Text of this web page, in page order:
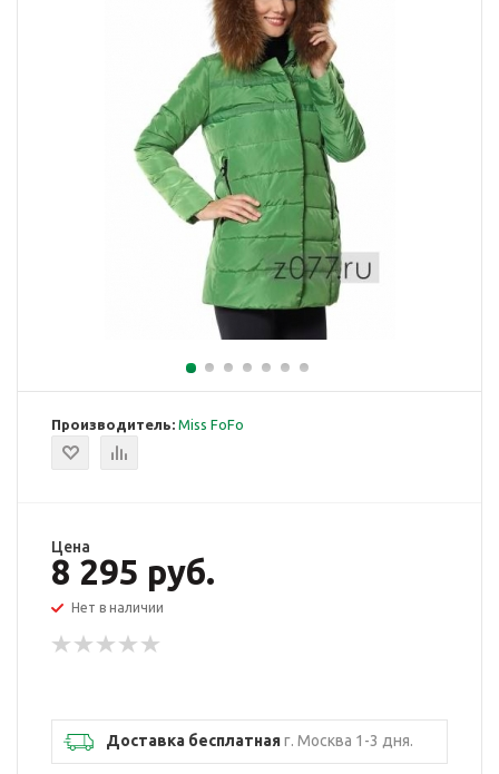
Производитель: Miss FoFo
Цена
8 295 руб.
Нет в наличии
Доставка бесплатнаяг. Москва 1-3 дня.